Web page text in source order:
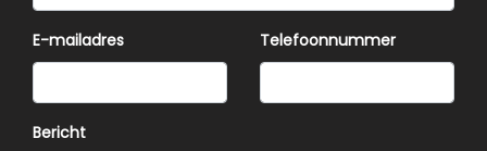
E-mailadres Telefoonnummer
Bericht